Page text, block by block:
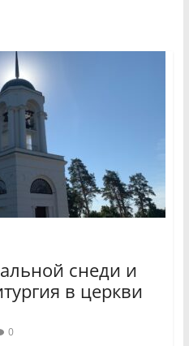
снеди и
в церкви
0